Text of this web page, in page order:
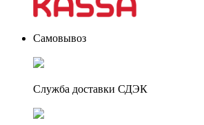
Самовывоз
Служба доставки СДЭК